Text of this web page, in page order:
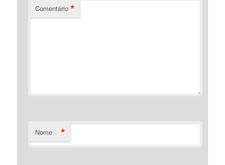
Comentário *
Nome *